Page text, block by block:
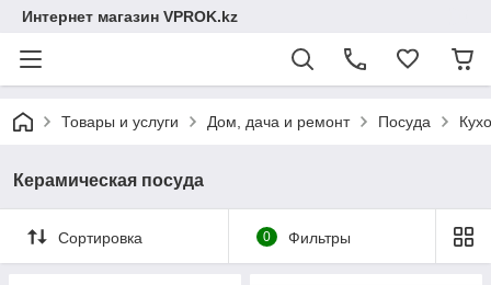
Интернет магазин VPROK.kz
Товары и услуги Дом, дача и ремонт Посуда
Керамическая посуда
Сортировка 0 Фильтры